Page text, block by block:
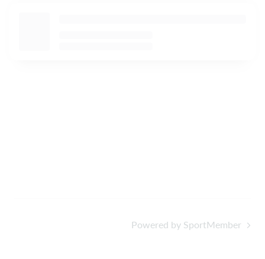
Powered by SportMember